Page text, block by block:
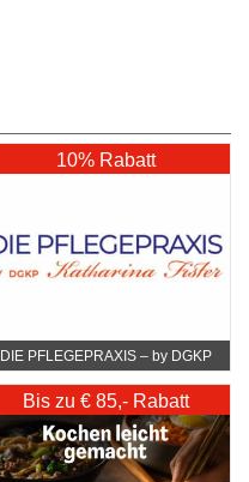
10% Rabatt
DIE PFLEGEPRAXIS – by DGKP
Katharina Fister
Bis zu € 85,- Rabatt